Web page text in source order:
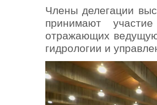
Члены делегации
принимают
отражающих
гидрологии и